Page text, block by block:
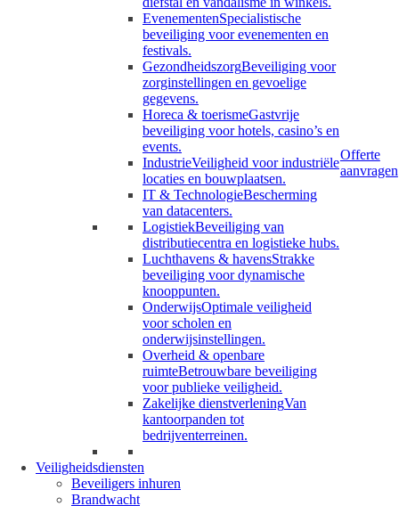
EvenementenSpecialistische
beveiliging voor evenementen en
festivals.
GezondheidszorgBeveiliging voor
zorginstellingen en gevoelige
gegevens.
Horeca & toerismeGastvrije
beveiliging voor hotels, casino’s en
events.
IndustrieVeiligheid voor industriële
locaties en bouwplaatsen.
IT & TechnologieBescherming
van datacenters.
LogistiekBeveiliging van
distributiecentra en logistieke hubs.
Luchthavens & havensStrakke
beveiliging voor dynamische
knooppunten.
OnderwijsOptimale veiligheid
voor scholen en
onderwijsinstellingen.
Overheid & openbare
ruimteBetrouwbare beveiliging
voor publieke veiligheid.
Zakelijke dienstverleningVan
kantoorpanden tot
bedrijventerreinen.
Veiligheidsdiensten
Beveiligers inhuren
Brandwacht
Offerte
aanvragen